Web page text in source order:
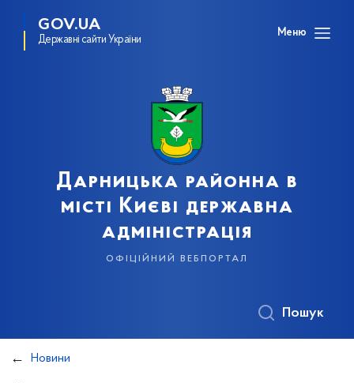
GOV.UA
Державні сайти України
Меню
Дарницька районна в
місті Києві державна
адміністрація
офіційний вебпортал
Пошук
Новини